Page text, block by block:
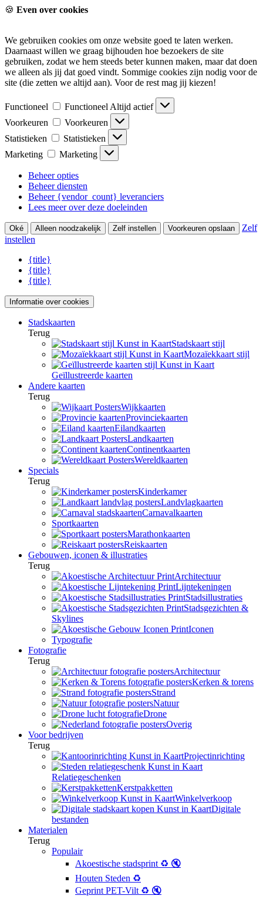
🍪 Even over cookies
We gebruiken cookies om onze website goed te laten werken.
Daarnaast willen we graag bijhouden hoe bezoekers de site
gebruiken, zodat we hem steeds beter kunnen maken, maar dat doen
we alleen als jij dat goed vindt. Sommige cookies zijn nodig voor de
site (die zetten we altijd aan). Voor de rest mag jij kiezen!
Functioneel Functioneel Altijd actief
Voorkeuren
Voorkeuren
Statistieken
Statistieken
Marketing
Marketing
Beheer opties
Beheer diensten
Beheer {vendor_count} leveranciers
Lees meer over deze doeleinden
Oké Alleen noodzakelijk Zelf instellen Voorkeuren opslaan
Zelf
instellen
{title}
{title}
{title}
Informatie over cookies
Stadskaarten
Terug
Stadskaart stijl
Mozaïekkaart stijl
Geïllustreerde kaarten
Andere kaarten
Terug
Wijkkaarten
Provinciekaarten
Eilandkaarten
Landkaarten
Continentkaarten
Wereldkaarten
Specials
Terug
Kinderkamer
Landvlagkaarten
Carnavalkaarten
Sportkaarten
Marathonkaarten
Reiskaarten
Gebouwen, iconen & illustraties
Terug
Architectuur
Lijntekeningen
Stadsillustraties
Stadsgezichten &
Skylines
Iconen
Typografie
Fotografie
Terug
Architectuur
Kerken & torens
Strand
Natuur
Drone
Overig
Voor bedrijven
Terug
Projectinrichting
Relatiegeschenken
Kerstpakketten
Winkelverkoop
Digitale
bestanden
Materialen
Terug
Populair
Akoestische stadsprint ♻️ 🔇
Houten Steden ♻️
Geprint PET-Vilt ♻️ 🔇